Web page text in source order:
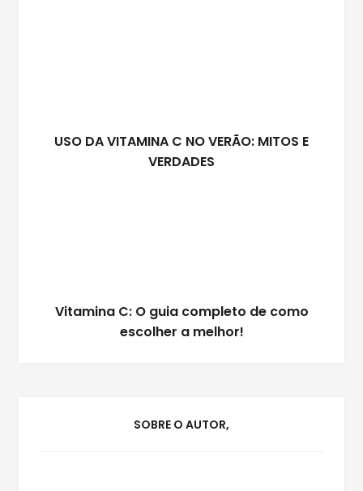
USO DA VITAMINA C NO VERÃO: MITOS E
VERDADES
Vitamina C: O guia completo de como
escolher a melhor!
SOBRE O AUTOR,